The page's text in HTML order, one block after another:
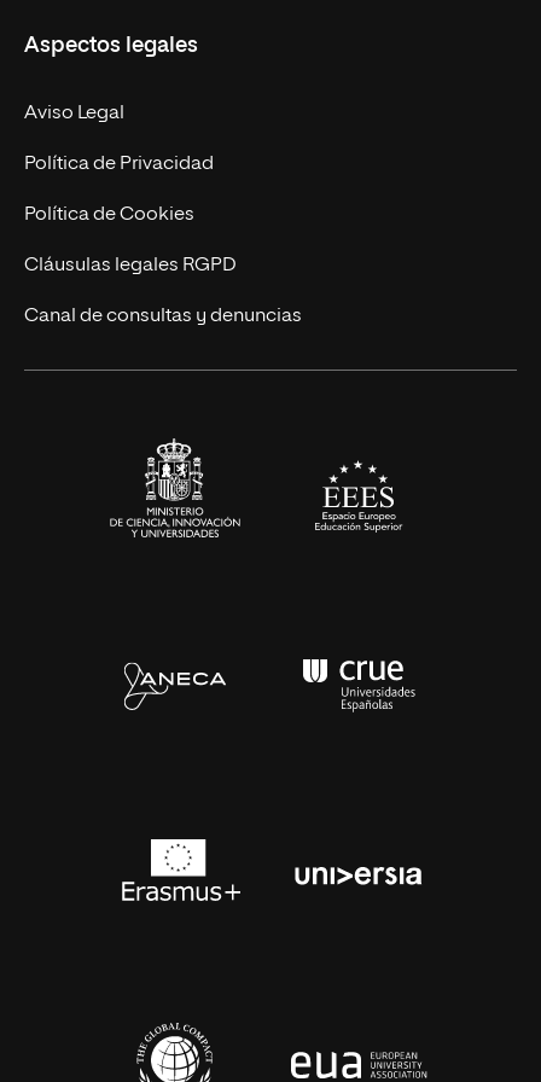
Doctorados
Experto Universitario
Postgrados
Cursos Universitarios
Facultades
Nuestro Equipo
Trabaja en UNIR
Actualidad
UNIR Revista
Eventos
Aspectos legales
Aviso Legal
Política de Privacidad
Política de Cookies
Cláusulas legales RGPD
Canal de consultas y denuncias